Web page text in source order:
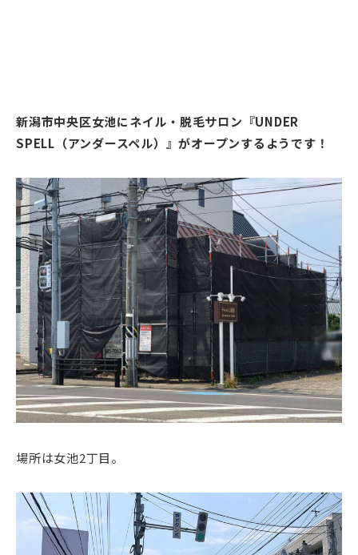
新潟市中央区女池にネイル・脱毛サロン『UNDER
SPELL（アンダースペル）』がオープンするようです！
場所は女池2丁目。